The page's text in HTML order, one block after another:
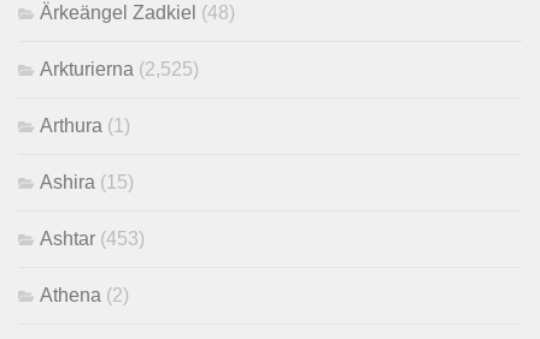
Ärkeängel Zadkiel (48)
Arkturierna (2,525)
Arthura (1)
Ashira (15)
Ashtar (453)
Athena (2)